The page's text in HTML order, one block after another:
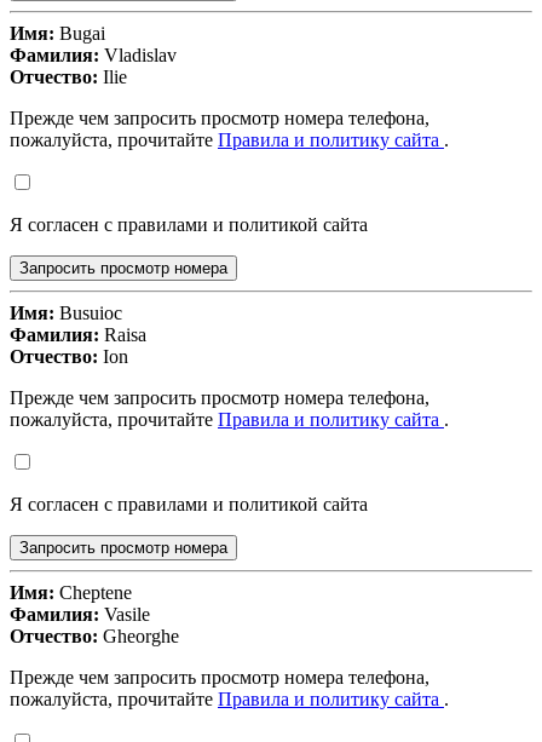
Имя: Bugai
Фамилия: Vladislav
Отчество: Ilie
Прежде чем запросить просмотр номера телефона,
пожалуйста, прочитайте Правила и политику сайта .
Я согласен с правилами и политикой сайта
Запросить просмотр номера
Имя: Busuioc
Фамилия: Raisa
Отчество: Ion
Прежде чем запросить просмотр номера телефона,
пожалуйста, прочитайте Правила и политику сайта .
Я согласен с правилами и политикой сайта
Запросить просмотр номера
Имя: Cheptene
Фамилия: Vasile
Отчество: Gheorghe
Прежде чем запросить просмотр номера телефона,
пожалуйста, прочитайте Правила и политику сайта .